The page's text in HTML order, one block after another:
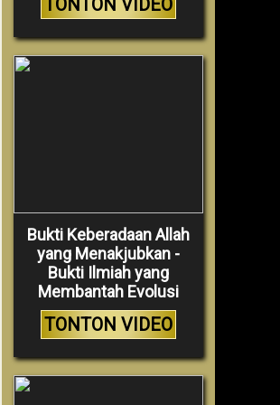
TONTON VIDEO
Bukti Keberadaan Allah
yang Menakjubkan -
Bukti Ilmiah yang
Membantah Evolusi
TONTON VIDEO